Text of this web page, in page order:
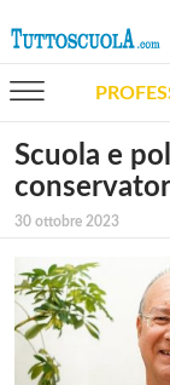
Scuola e
30 ottobre 2023